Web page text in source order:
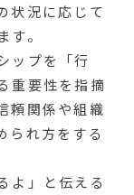
状況に応じて
。
ップを「行
重要性を指摘
頼関係や組織
られ方をする
よ」と伝える